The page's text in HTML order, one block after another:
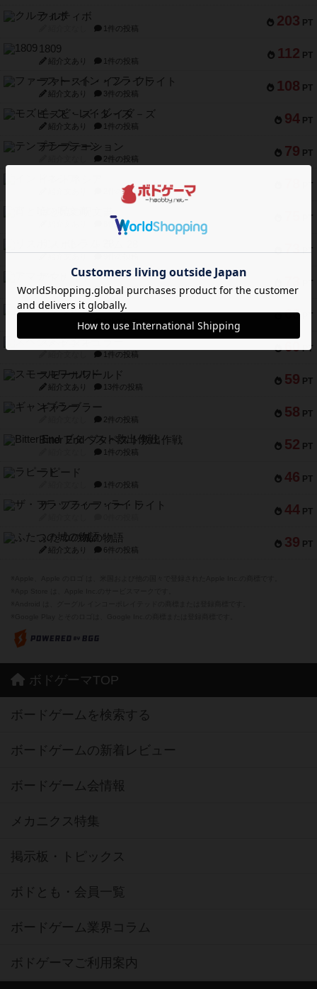
203 PT
クルティボ
1件の投稿
112 PT
1809
紹介文あり 1件の投稿
108 PT
ファースト・イン・フライト
紹介文あり 3件の投稿
94 PT
モズビ－ズ・レイダ－ズ
紹介文あり 1件の投稿
79 PT
テンプテーション
2件の投稿
PT
2件の投稿
PT
8件の投稿
73 PT
PT
アマナイト
紹介文なし 1件の投稿
66 PT
ブラヴェスト
紹介文なし 1件の投稿
60 PT
スペクタキュラー
1件の投稿
59 PT
スモールワールド
紹介文あり 13件の投稿
58 PT
ギャンブラー
2件の投稿
52 PT
Bitter End ブタペスト救出作戦
1件の投稿
46 PT
ラピード
1件の投稿
44 PT
ザ・フラッフィー・ライト
39 PT
ふたつの城の物語
紹介文あり 6件の投稿
ボドゲーマTOP
ボードゲームを検索する
ボードゲームの新着レビュー
ボードゲーム会情報
メカニクス特集
掲示板・トピックス
ボドとも・会員一覧
ボードゲーム業界コラム
ボドゲーマご利用案内